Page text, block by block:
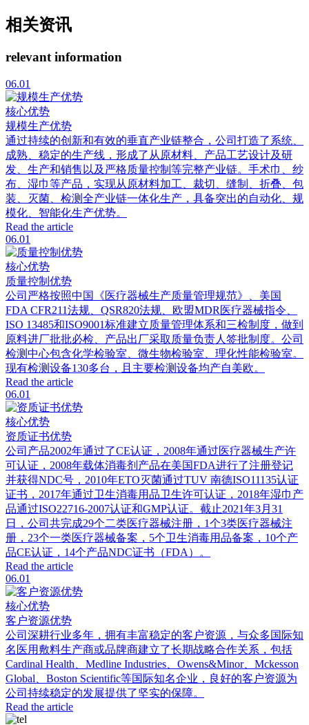
相关资讯
relevant information
06.01
核心优势
规模生产优势
通过持续的创新和有效的垂直产业链整合，公司打造了系统、
成熟、稳定的生产线，形成了从原材料、产品工艺设计及研
发、生产和销售以及严格质量控制等完整产业链。手术巾、纱
布、湿巾等产品，实现从原材料加工、裁切、缝制、折叠、包
装、灭菌、检测全产业链一体化生产，具备突出的自动化、规
模化、智能化生产优势。
Read the article
06.01
核心优势
质量控制优势
公司严格按照中国《医疗器械生产质量管理规范》、美国
FDA CFR211法规、QSR820法规、欧盟MDR医疗器械指令、
ISO 13485和ISO9001标准建立质量管理体系和三检制度，做到
原料进厂批批必检、产品出厂采取质量负责人签批制度。公司
检测中心包含化学检验室、微生物检验室、理化性能检验室。
现有检测设备130多台，且主要检测设备均产自美欧。
Read the article
06.01
核心优势
资质证书优势
公司产品2002年通过了CE认证，2008年通过医疗器械生产许
可认证，2008年载体消毒剂产品在美国FDA进行了注册登记
并获得NDC号，2010年ETO灭菌通过TUV 南德ISO11135认证
证书，2017年通过卫生消毒用品卫生许可认证，2018年湿巾产
品通过ISO22716-2007认证和GMP认证。截止2021年3月31
日，公司共完成29个二类医疗器械注册，1个3类医疗器械注
册，23个一类医疗器械备案，5个卫生消毒用品备案，10个产
品CE认证，14个产品NDC证书（FDA）。
Read the article
06.01
核心优势
客户资源优势
公司深耕行业多年，拥有丰富稳定的客户资源，与众多国际知
名医用敷料生产商或品牌商建立了长期战略合作关系，包括
Cardinal Health、Medline Industries、Owens&Minor、Mckesson
Global、Boston Scientific等国际知名企业，良好的客户资源为
公司持续稳定的发展提供了坚实的保障。
Read the article